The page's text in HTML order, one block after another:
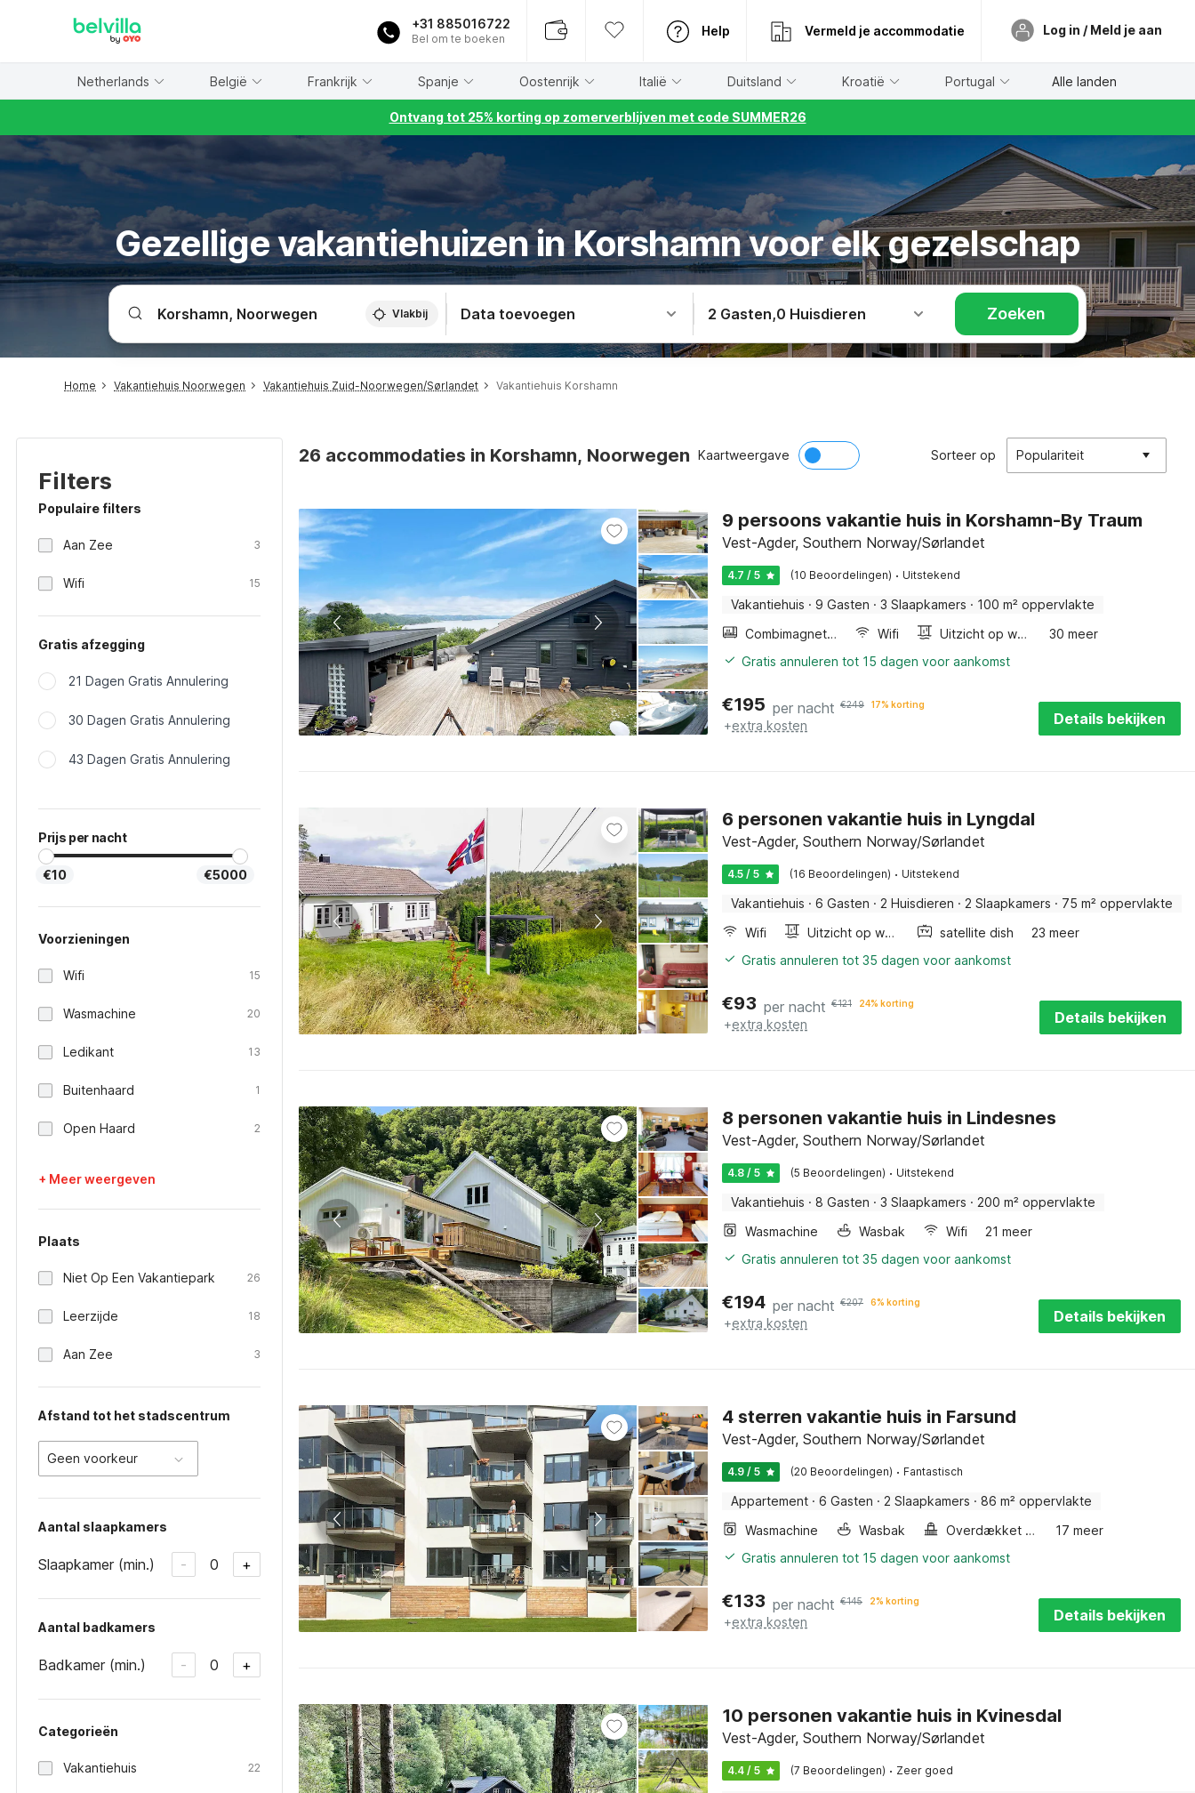
+31 885016722
Bel om te boeken
Help Vermeld je accommodatie Log in / Meld je aan
Netherlands België Frankrijk Spanje Oostenrijk Italië Duitsland Kroatië Portugal Alle landen
Ontvang tot 25% korting op zomerverblijven met code SUMMER26
Gezellige vakantiehuizen in Korshamn voor elk gezelschap
Vlakbij Data toevoegen 2 Gasten,0 Huisdieren Zoeken
Home Vakantiehuis Noorwegen Vakantiehuis Zuid-Noorwegen/Sørlandet Vakantiehuis Korshamn
Filters
Populaire filters
Aan Zee 3
Wifi 15
Gratis afzegging
21 Dagen Gratis Annulering
30 Dagen Gratis Annulering
43 Dagen Gratis Annulering
Prijs per nacht
€10 €5000
Voorzieningen
Wifi 15
Wasmachine 20
Ledikant 13
Buitenhaard 1
Open Haard 2
+ Meer weergeven
Plaats
Niet Op Een Vakantiepark 26
Leerzijde 18
Aan Zee 3
Afstand tot het stadscentrum
Geen voorkeur
Aantal slaapkamers
Slaapkamer (min.) - 0 +
Aantal badkamers
Badkamer (min.) - 0 +
Categorieën
Vakantiehuis 22
26 accommodaties in Korshamn, Noorwegen Kaartweergave Sorteer op Populariteit
9 persoons vakantie huis in Korshamn-By Traum
Vest-Agder, Southern Norway/Sørlandet
4.7 / 5 (10 Beoordelingen) · Uitstekend
Vakantiehuis · 9 Gasten · 3 Slaapkamers · 100 m² oppervlakte
Combimagnetron
Wifi Uitzicht op water
30 meer
Gratis annuleren tot 15 dagen voor aankomst
€195 per nacht €249 17% korting
+extra kosten Details bekijken
6 personen vakantie huis in Lyngdal
Vest-Agder, Southern Norway/Sørlandet
4.5 / 5 (16 Beoordelingen) · Uitstekend
Vakantiehuis · 6 Gasten · 2 Huisdieren · 2 Slaapkamers · 75 m² oppervlakte
Wifi
Uitzicht op water satellite dish
23 meer
Gratis annuleren tot 35 dagen voor aankomst
€93 per nacht €121 24% korting
+extra kosten Details bekijken
8 personen vakantie huis in Lindesnes
Vest-Agder, Southern Norway/Sørlandet
4.8 / 5 (5 Beoordelingen) · Uitstekend
Vakantiehuis · 8 Gasten · 3 Slaapkamers · 200 m² oppervlakte
Wasmachine
Wasbak Wifi
21 meer
Gratis annuleren tot 35 dagen voor aankomst
€194 per nacht €207 6% korting
+extra kosten Details bekijken
4 sterren vakantie huis in Farsund
Vest-Agder, Southern Norway/Sørlandet
4.9 / 5 (20 Beoordelingen) · Fantastisch
Appartement · 6 Gasten · 2 Slaapkamers · 86 m² oppervlakte
Wasmachine
Wasbak Overdækket Terrasse
17 meer
Gratis annuleren tot 15 dagen voor aankomst
€133 per nacht €145 2% korting
+extra kosten Details bekijken
10 personen vakantie huis in Kvinesdal
Vest-Agder, Southern Norway/Sørlandet
4.4 / 5 (7 Beoordelingen) · Zeer goed